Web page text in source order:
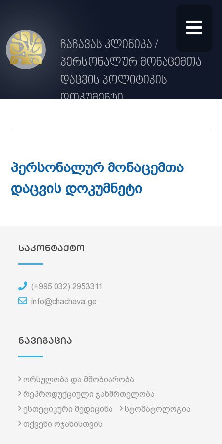
ჩაჩავას კლინიკა /
პერსონალურ მონაცემთა
დაცვის პოლიტიკის
დოკუმენტი
პერსონალურ მონაცემთა
დაცვის დოკუმნეტი
საკონტაქტო
(+995 032) 2953311
info@chachava.ge
ნავიგაცია
ორსულობა და მშობიარობა
რეპროდუქციული ჯანმრთელობა
ესთეტიკური მედიცინა
სტომატოლოგია
თქვენი ოჯახისთვის